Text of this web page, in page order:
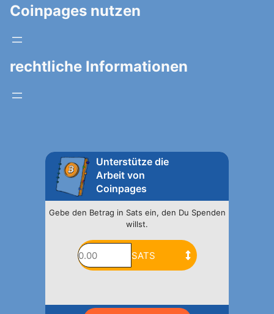
Coinpages nutzen
rechtliche Informationen
Unterstütze die
Arbeit von
Coinpages
Gebe den Betrag in Sats ein, den Du Spenden
willst.